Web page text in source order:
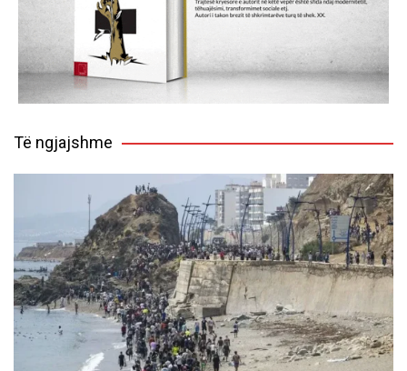
Të ngjajshme